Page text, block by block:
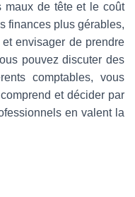
maux de tête et le coût
finances plus gérables,
envisager de prendre
pouvez discuter des
comptables, vous
et décider par
en valent la